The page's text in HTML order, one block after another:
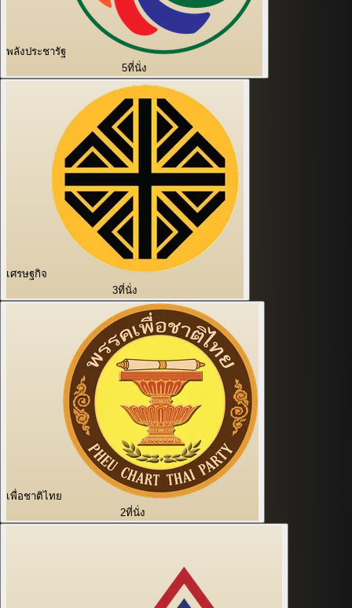
พลังประชารัฐ
5ที่นั่ง
เศรษฐกิจ
3ที่นั่ง
เพื่อชาติไทย
2ที่นั่ง